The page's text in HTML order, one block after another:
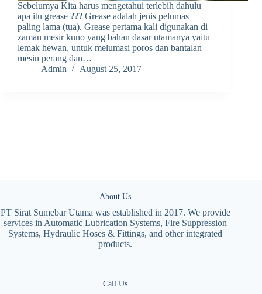
Sebelumya Kita harus mengetahui terlebih dahulu
apa itu grease ??? Grease adalah jenis pelumas
paling lama (tua). Grease pertama kali digunakan di
zaman mesir kuno yang bahan dasar utamanya yaitu
lemak hewan, untuk melumasi poros dan bantalan
mesin perang dan…
Admin
August 25, 2017
About Us
PT Sirat Sumebar Utama was established in 2017. We provide
services in Automatic Lubrication Systems, Fire Suppression
Systems, Hydraulic Hoses & Fittings, and other integrated
products.
Call Us